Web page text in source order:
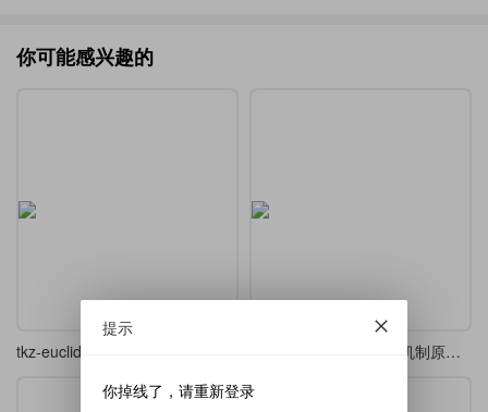
你可能感兴趣的
tkz-euclide5.13学习笔记 一幅精细的几何 / 物理机制原理图-转动连杆、轨道及阴影剖面线三维几何投影图
提示
你掉线了，请重新登录